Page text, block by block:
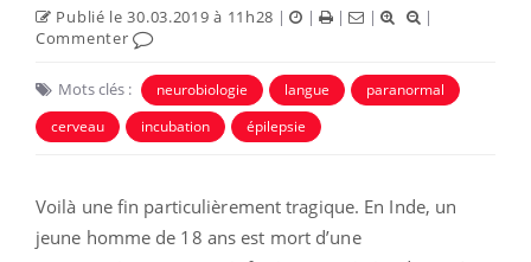
Publié le 30.03.2019 à 11h28 | | | |
|
Commenter
Mots clés : neurobiologie langue
paranormal
cerveau
incubation épilepsie
Voilà une fin particulièrement tragique. En Inde, un
jeune homme de 18 ans est mort d’une